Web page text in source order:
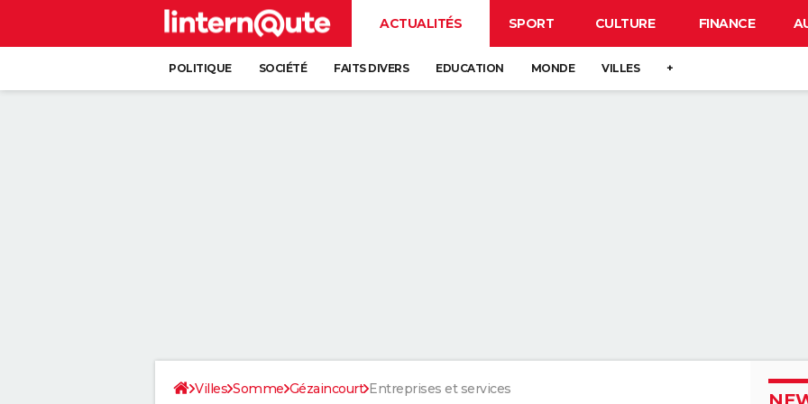
ACTUALITÉS SPORT CULTURE FINANCE
POLITIQUE SOCIÉTÉ FAITS DIVERS EDUCATION MONDE VILLES +
Villes Somme Gézaincourt Entreprises et services